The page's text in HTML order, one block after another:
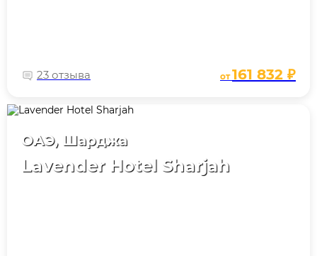
23 отзыва от161 832 ₽
ОАЭ, Шарджа
Lavender Hotel Sharjah